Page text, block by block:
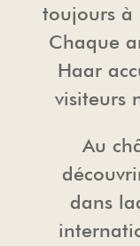
toujours à
Chaque
Haar
visiteurs
Au
dans